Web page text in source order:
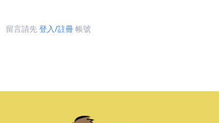
留言請先登入/註冊帳號